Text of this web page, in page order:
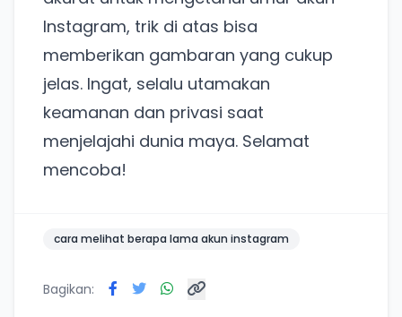
Instagram, trik di atas bisa
memberikan gambaran yang cukup
jelas. Ingat, selalu utamakan
keamanan dan privasi saat
menjelajahi dunia maya. Selamat
mencoba!
cara melihat berapa lama akun instagram
Bagikan:
Punya website SMM baru nih! Coba BulkFame
untuk pengalaman lebih baik.
Tanpa daftar ulang, gratis dicoba. Kamu tetap bisa
pakai Zona Sosmed kapan saja.
Coba BulkFame